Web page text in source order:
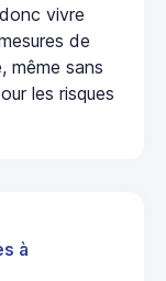
vivre
de
même sans
les risques
à